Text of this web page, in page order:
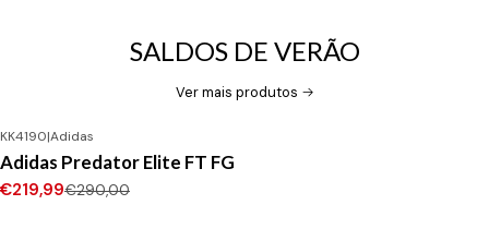
SALDOS DE VERÃO
Ver mais produtos
DESCONTO
Novo
KK4190|Adidas
Adidas Predator Elite FT FG
€219,99€290,00